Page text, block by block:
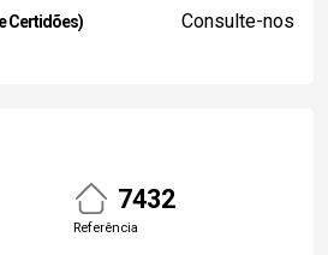
Certidões) Consulte-nos
7432
Referência